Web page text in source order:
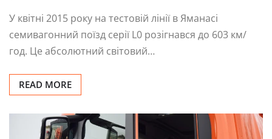
У квітні 2015 року на тестовій лінії в Яманасі
семивагонний поїзд серії L0 розігнався до 603 км/
год. Це абсолютний світовий…
READ MORE